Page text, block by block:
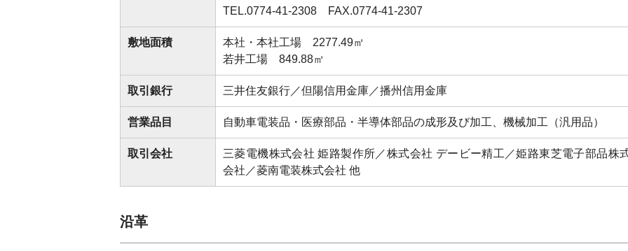
TEL.0774-41-2308
FAX.0774-41-2307
敷地面積
本社・本社工場 2277.49㎡
若井工場 849.88㎡
取引銀行 三井住友銀行／但陽信用金庫／播州信用金庫
営業品目 自動車電装品・医療部品・半導体部品の成形及び加工、機械加工（汎用品）
取引会社
三菱電機株式会社 姫路製作所／株式会社 デービー精工／姫路東芝電子部品株
会社／菱南電装株式会社 他
沿革